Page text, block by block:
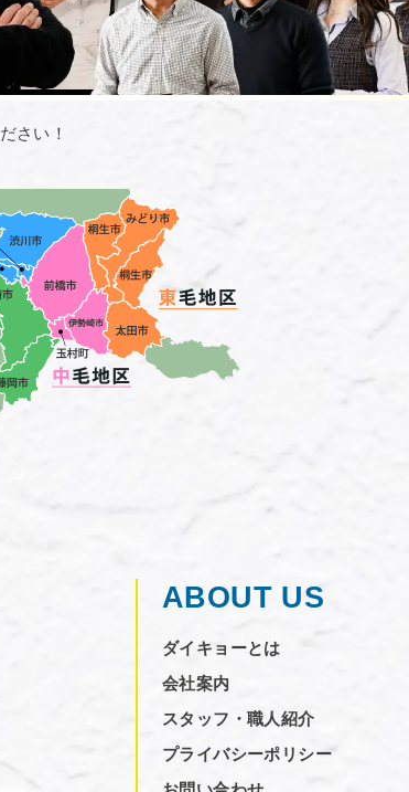
さい！
ABOUT US
ダイキョーとは
会社案内
スタッフ・職人紹介
プライバシーポリシー